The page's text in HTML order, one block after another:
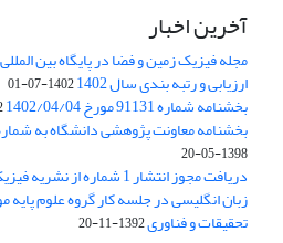
آخرین اخبار
مجله فیزیک زمین و فضا در پایگاه بین المللی DOAJ نمایه شد.
ارزیابی و رتبه بندی سال 1402 1402-07-01
بخشنامه شماره 91131 مورخ 1402/04/04
بخشنامه معاونت پژوهشی دانشگاه به شماره 140/130382 مورخ 98/
1398-05-20
دریافت مجوز انتشار 1
تحقیقات و فناوری1392-11-20